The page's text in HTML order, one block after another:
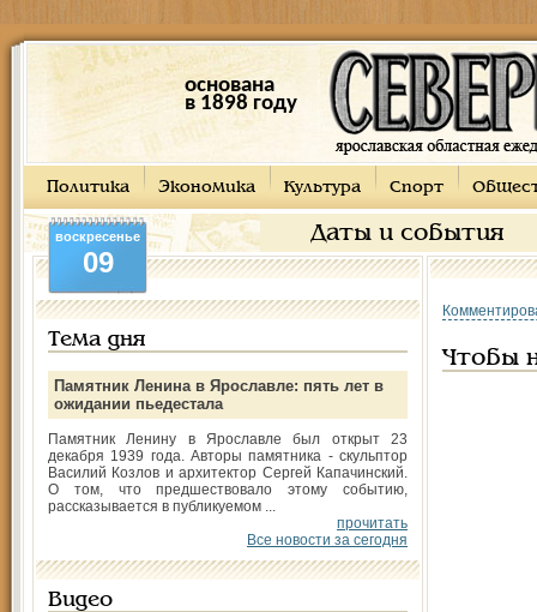
основана
в 1898 году
Политика Экономика Культура Спорт
Даты и события
воскресенье
09
Тема дня
Памятник Ленина в Ярославле: пять лет в
ожидании пьедестала
Памятник Ленину в Ярославле был открыт 23
декабря 1939 года. Авторы памятника - скульптор
Василий Козлов и архитектор Сергей Капачинский.
О том, что предшествовало этому событию,
рассказывается в публикуемом ...
прочитать
Все новости за сегодня
Видео
Чтобы